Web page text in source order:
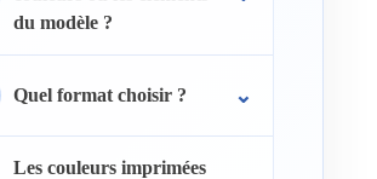
du modèle ?
Quel format choisir ?
Les couleurs imprimées